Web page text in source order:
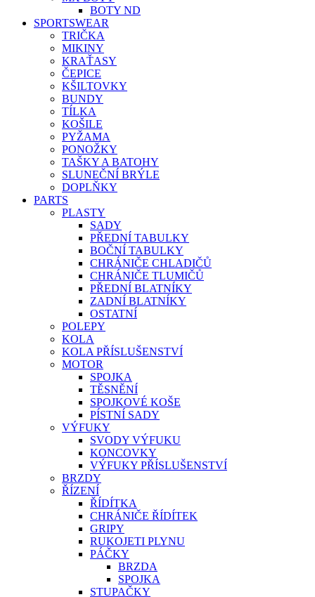
BOTY ND
SPORTSWEAR
TRIČKA
MIKINY
KRAŤASY
ČEPICE
KŠILTOVKY
BUNDY
TÍLKA
KOŠILE
PYŽAMA
PONOŽKY
TAŠKY A BATOHY
SLUNEČNÍ BRÝLE
DOPLŇKY
PARTS
PLASTY
SADY
PŘEDNÍ TABULKY
BOČNÍ TABULKY
CHRÁNIČE CHLADIČŮ
CHRÁNIČE TLUMIČŮ
PŘEDNÍ BLATNÍKY
ZADNÍ BLATNÍKY
OSTATNÍ
POLEPY
KOLA
KOLA PŘÍSLUŠENSTVÍ
MOTOR
SPOJKA
TĚSNĚNÍ
SPOJKOVÉ KOŠE
PÍSTNÍ SADY
VÝFUKY
SVODY VÝFUKU
KONCOVKY
VÝFUKY PŘÍSLUŠENSTVÍ
BRZDY
ŘÍZENÍ
ŘÍDÍTKA
CHRÁNIČE ŘÍDÍTEK
GRIPY
RUKOJETI PLYNU
PÁČKY
BRZDA
SPOJKA
STUPAČKY